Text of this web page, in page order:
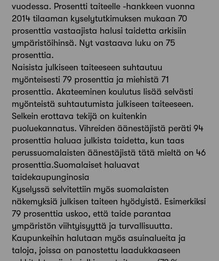
vuodessa. Prosentti taiteelle -hankkeen vuonna
2014 tilaaman kyselytutkimuksen mukaan 70
prosenttia vastaajista halusi taidetta arkisiin
ympäristöihinsä. Nyt vastaava luku on 75
prosenttia.
Naisista julkiseen taiteeseen suhtautuu
myönteisesti 79 prosenttia ja miehistä 71
prosenttia. Akateeminen koulutus lisää selvästi
myönteistä suhtautumista julkiseen taiteeseen.
Selkein erottava tekijä on kuitenkin
puoluekannatus. Vihreiden äänestäjistä peräti 94
prosenttia haluaa julkista taidetta, kun taas
perussuomalaisten äänestäjistä tätä mieltä on 46
prosenttia.Suomalaiset haluavat
taidekaupunginosia
Kyselyssä selvitettiin myös suomalaisten
näkemyksiä julkisen taiteen hyödyistä. Esimerkiksi
79 prosenttia uskoo, että taide parantaa
ympäristön viihtyisyyttä ja turvallisuutta.
Kaupunkeihin halutaan myös asuinalueita ja
taloja, joissa on panostettu laadukkaaseen